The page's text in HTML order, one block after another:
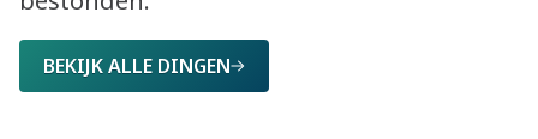
BEKIJK ALLE DINGEN